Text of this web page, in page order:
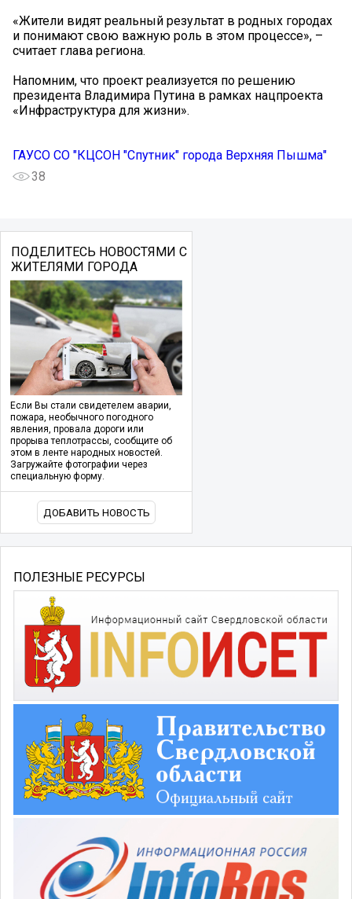
«Жители видят реальный результат в родных городах
и понимают свою важную роль в этом процессе», –
считает глава региона.
Напомним, что проект реализуется по решению
президента Владимира Путина в рамках нацпроекта
«Инфраструктура для жизни».
ГАУСО СО "КЦСОН "Спутник" города Верхняя Пышма"
38
ПОДЕЛИТЕСЬ НОВОСТЯМИ С
ЖИТЕЛЯМИ ГОРОДА
Если Вы стали свидетелем аварии,
пожара, необычного погодного
явления, провала дороги или
прорыва теплотрассы, сообщите об
этом в ленте народных новостей.
Загружайте фотографии через
специальную форму.
ДОБАВИТЬ НОВОСТЬ
ПОЛЕЗНЫЕ РЕСУРСЫ